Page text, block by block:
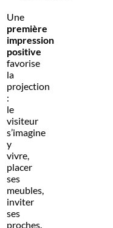
Une
première
impression
positive
favorise
la
projection
:
le
visiteur
s’imagine
y
vivre,
placer
ses
meubles,
inviter
ses
proches.